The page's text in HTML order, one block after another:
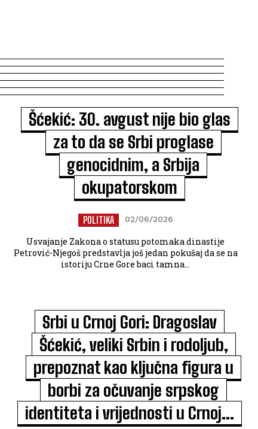
Šćekić: 30. avgust nije bio glas
za to da se Srbi proglase
genocidnim, a Srbija
okupatorskom
POLITIKA 02/06/2026
Usvajanje Zakona o statusu potomaka dinastije
Petrović-Njegoš predstavlja još jedan pokušaj da se na
istoriju Crne Gore baci tamna...
Srbi u Crnoj Gori: Dragoslav
Šćekić, veliki Srbin i rodoljub,
prepoznat kao ključna figura u
borbi za očuvanje srpskog
identiteta i vrijednosti u Crnoj...